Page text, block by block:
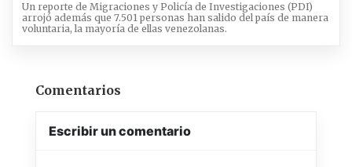
Un reporte de Migraciones y Policía de Investigaciones (PDI)
arrojó además que 7.501 personas han salido del país de manera
voluntaria, la mayoría de ellas venezolanas.
Comentarios
Escribir un comentario